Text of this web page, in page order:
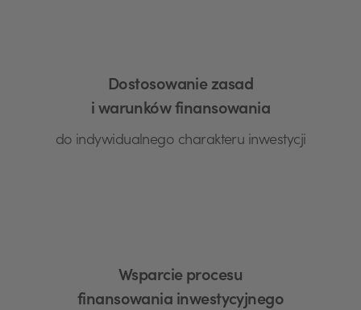
Dostosowanie zasad
i warunków finansowania
do indywidualnego charakteru inwestycji
Wsparcie procesu
finansowania inwestycyjnego